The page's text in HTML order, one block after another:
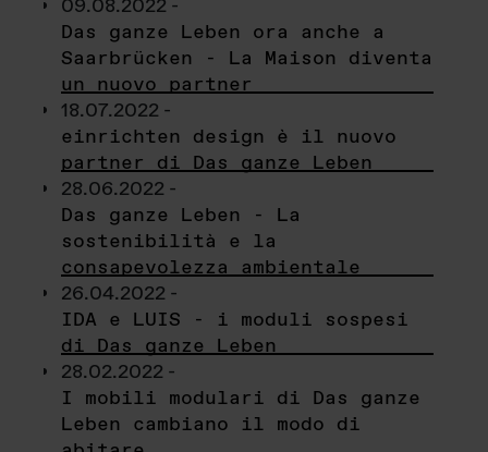
09.08.2022 -
Das ganze Leben ora anche a
Saarbrücken - La Maison diventa
un nuovo partner
18.07.2022 -
einrichten design è il nuovo
partner di Das ganze Leben
28.06.2022 -
Das ganze Leben - La
sostenibilità e la
consapevolezza ambientale
26.04.2022 -
IDA e LUIS - i moduli sospesi
di Das ganze Leben
28.02.2022 -
I mobili modulari di Das ganze
Leben cambiano il modo di